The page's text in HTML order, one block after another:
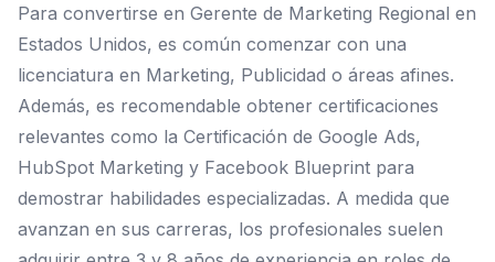
Para convertirse en Gerente de Marketing Regional en
Estados Unidos, es común comenzar con una
licenciatura en Marketing, Publicidad o áreas afines.
Además, es recomendable obtener certificaciones
relevantes como la Certificación de Google Ads,
HubSpot Marketing y Facebook Blueprint para
demostrar habilidades especializadas. A medida que
avanzan en sus carreras, los profesionales suelen